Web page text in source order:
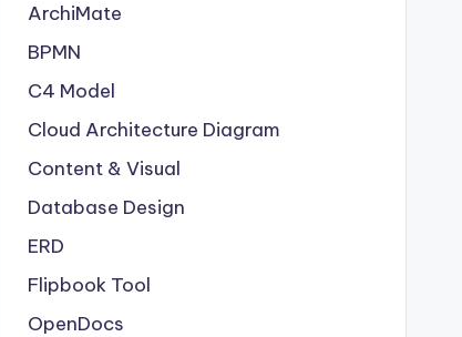
ArchiMate
BPMN
C4 Model
Cloud Architecture Diagram
Content & Visual
Database Design
ERD
Flipbook Tool
OpenDocs